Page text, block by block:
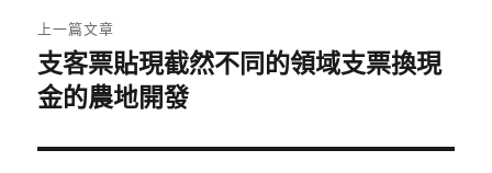
章
導
覽
上一篇文章
上
一
文
支客票貼現截然不同的領域支票換現
金的農地開發